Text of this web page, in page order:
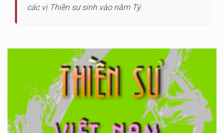
các vị Thiền sư sinh vào năm Tý.